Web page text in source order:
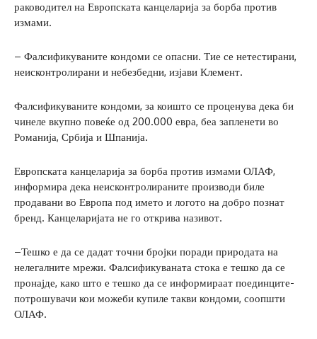
раководител на Европската канцеларија за борба против
измами.
– Фалсификуваните кондоми се опасни. Тие се нетестирани,
неисконтролирани и небезбедни, изјави Клемент.
Фалсификуваните кондоми, за коишто се проценува дека би
чинеле вкупно повеќе од 200.000 евра, беа запленети во
Романија, Србија и Шпанија.
Европската канцеларија за борба против измами ОЛАФ,
информира дека неисконтролираните производи биле
продавани во Европа под името и логото на добро познат
бренд. Канцеларијата не го открива називот.
–Тешко е да се дадат точни бројки поради природата на
нелегалните мрежи. Фалсификуваната стока е тешко да се
пронајде, како што е тешко да се информираат поединците-
потрошувачи кои можеби купиле такви кондоми, соопшти
ОЛАФ.